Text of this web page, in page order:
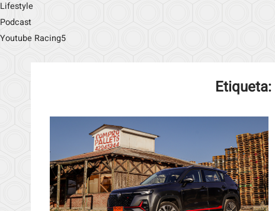
Lifestyle
Podcast
Youtube Racing5
Etiqueta: